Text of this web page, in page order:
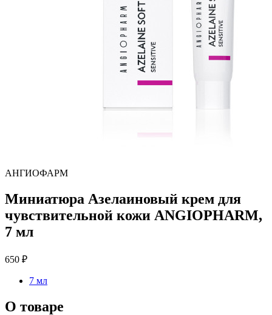
АНГИОФАРМ
Миниатюра Азелаиновый крем для
чувствительной кожи ANGIOPHARM,
7 мл
650 ₽
7 мл
О товаре